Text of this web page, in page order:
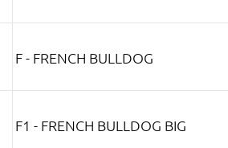
F - FRENCH BULLDOG
F1 - FRENCH BULLDOG BIG